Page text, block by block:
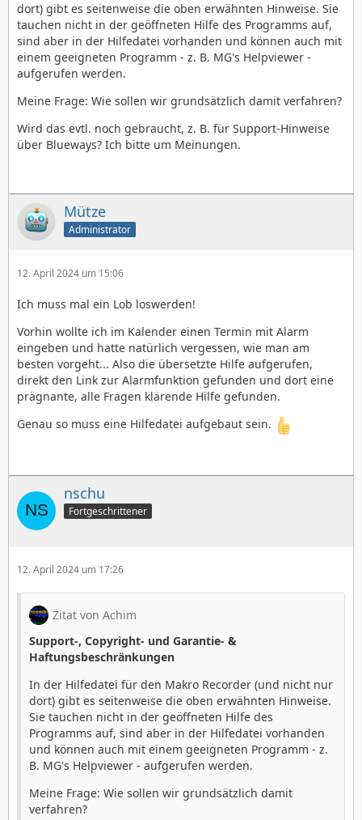
graphvwr <-> Graphics Viewer
grobj <-> Dialogboxen Grafische Elemente
HB Help <-> Homebase (NEU)
Hearts <-> Hearts (Kartenspiel)
impex <-> Import/Export
isdesk <-> Desktop
isui <-> Dialogboxen ISUI
crosswd <->Kreuzworträtsel
prefmgr <-> Voreinstellungen
poker <---> Poker (Kartenspiel)
pyramid <-> Pyramide
scrapbk <-> Sammelalbum
Kultklasiker)
spool <-> Dialogboxen Drucken
spreedsh <-> GeoCalc
text <-> Text-Dialogboxen
ui <-> Weitere Dialogboxen ISUI
writer <-> GeoWrite
dort) gibt es seitenweise die oben erwähnten Hinweise. Sie
tauchen nicht in der geöffneten Hilfe des Programms auf,
sind aber in der Hilfedatei vorhanden und können auch mit
einem geeigneten Programm - z. B. MG's Helpviewer -
aufgerufen werden.
Meine Frage: Wie sollen wir grundsätzlich damit verfahren?
Wird das evtl. noch gebraucht, z. B. für Support-Hinweise
über Blueways? Ich bitte um Meinungen.
Mütze
Administrator
12. April 2024 um 15:06
Ich muss mal ein Lob loswerden!
Vorhin wollte ich im Kalender einen Termin mit Alarm
eingeben und hatte natürlich vergessen, wie man am
besten vorgeht... Also die übersetzte Hilfe aufgerufen,
direkt den Link zur Alarmfunktion gefunden und dort eine
prägnante, alle Fragen klärende Hilfe gefunden.
Genau so muss eine Hilfedatei aufgebaut sein.
nschu
Fortgeschrittener
12. April 2024 um 17:26
Zitat von Achim
Support-, Copyright- und Garantie- &
Haftungsbeschränkungen
In der Hilfedatei für den Makro Recorder (und nicht nur
dort) gibt es seitenweise die oben erwähnten Hinweise.
Sie tauchen nicht in der geöffneten Hilfe des
Programms auf, sind aber in der Hilfedatei vorhanden
und können auch mit einem geeigneten Programm - z.
B. MG's Helpviewer - aufgerufen werden.
Meine Frage: Wie sollen wir grundsätzlich damit
verfahren?